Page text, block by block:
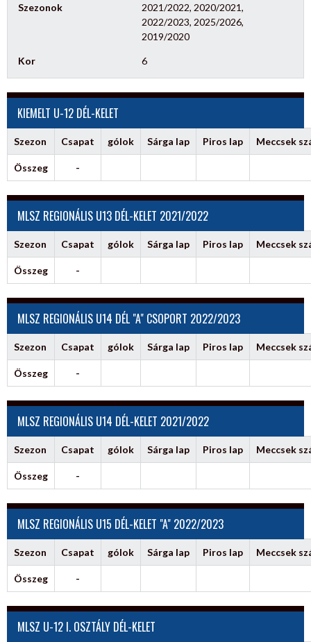
Szezonok
2021/2022, 2020/2021,
2022/2023, 2025/2026,
2019/2020
Kor 6
KIEMELT U-12 DÉL-KELET
Szezon Csapat gólok Sárga lap Piros lap Meccsek
Összeg -
MLSZ REGIONÁLIS U13 DÉL-KELET 2021/2022
Szezon Csapat gólok Sárga lap Piros lap Meccsek
Összeg -
MLSZ REGIONÁLIS U14 DÉL "A" CSOPORT 2022/2023
Szezon Csapat gólok Sárga lap Piros lap Meccsek
Összeg -
MLSZ REGIONÁLIS U14 DÉL-KELET 2021/2022
Szezon Csapat gólok Sárga lap Piros lap Meccsek
Összeg -
MLSZ REGIONÁLIS U15 DÉL-KELET "A" 2022/2023
Szezon Csapat gólok Sárga lap Piros lap Meccsek
Összeg -
MLSZ U-12 I. OSZTÁLY DÉL-KELET